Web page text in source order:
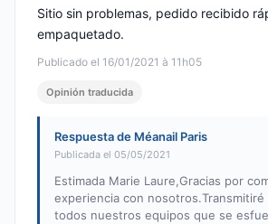
Publicado el 16/01/2021 à 11h05
Sitio sin problemas, pedido recibido
empaquetado.
Opinión traducida
Respuesta de Méanail Paris
Publicada el 05/05/2021
Estimada Marie Laure,Gracias por
experiencia con nosotros.Transmitiré
todos nuestros equipos que se